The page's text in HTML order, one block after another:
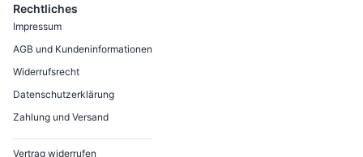
Rechtliches
Impressum
AGB und Kundeninformationen
Widerrufsrecht
Datenschutzerklärung
Zahlung und Versand
Vertrag widerrufen